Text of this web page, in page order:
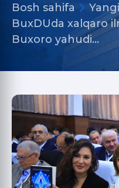
Bosh sahifa
BuxDUda xalqaro
Buxoro yahudi…